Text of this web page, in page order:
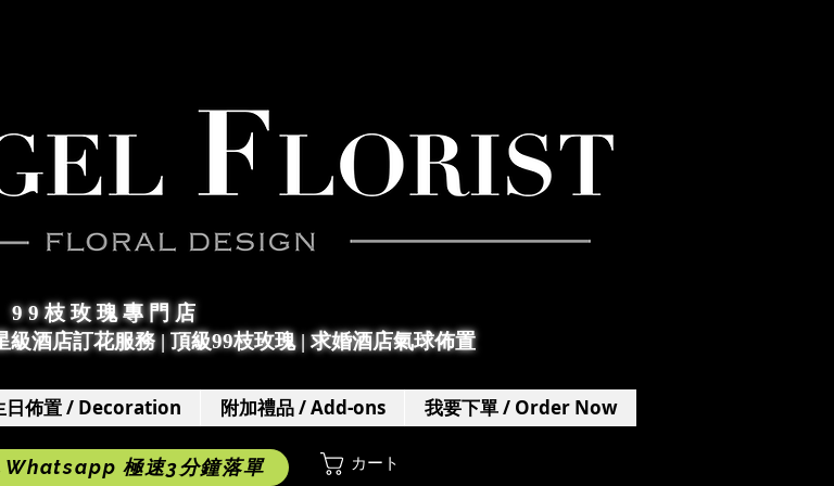
9 9 枝 玫 瑰 專 門 店
級酒店訂花服務 | 頂級99枝玫瑰 |求婚酒店氣球佈置
日佈置 / Decoration 附加禮品 / Add-ons 我要下單 / Order Now
Whatsapp 極速3分鐘落單 カート